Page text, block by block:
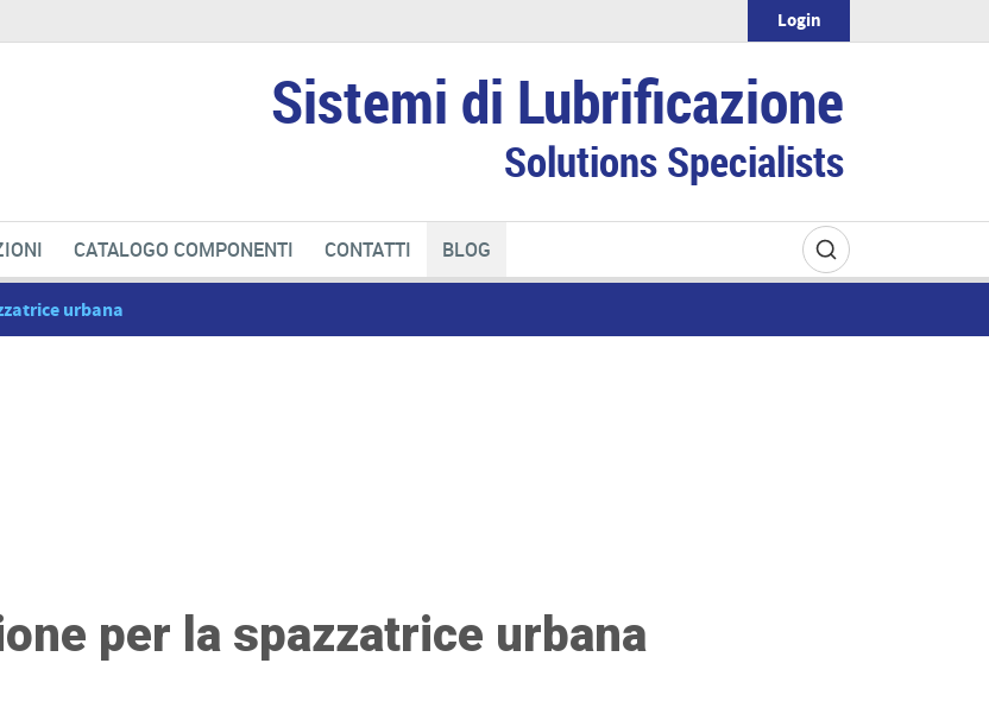
Sistemi di Lubrificazione
Solutions Specialists
Login
CATALOGO COMPONENTI CONTATTI BLOG
urbana
per la spazzatrice urbana